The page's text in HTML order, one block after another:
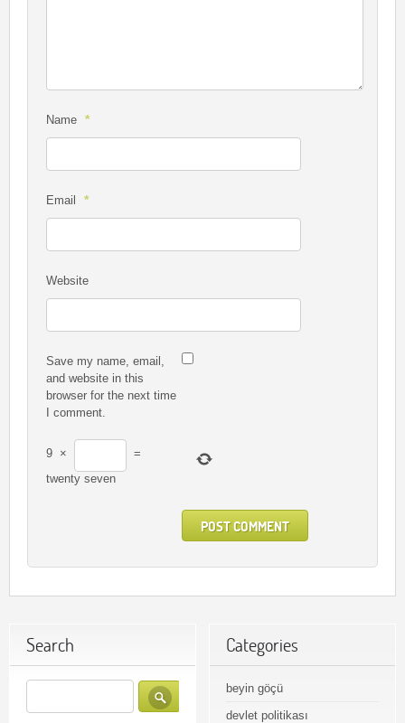
Name *
Email *
Website
Save my name, email,
and website in this
browser for the next time
I comment.
9 ×
=
twenty seven
Search Categories
beyin göçü
devlet politikası